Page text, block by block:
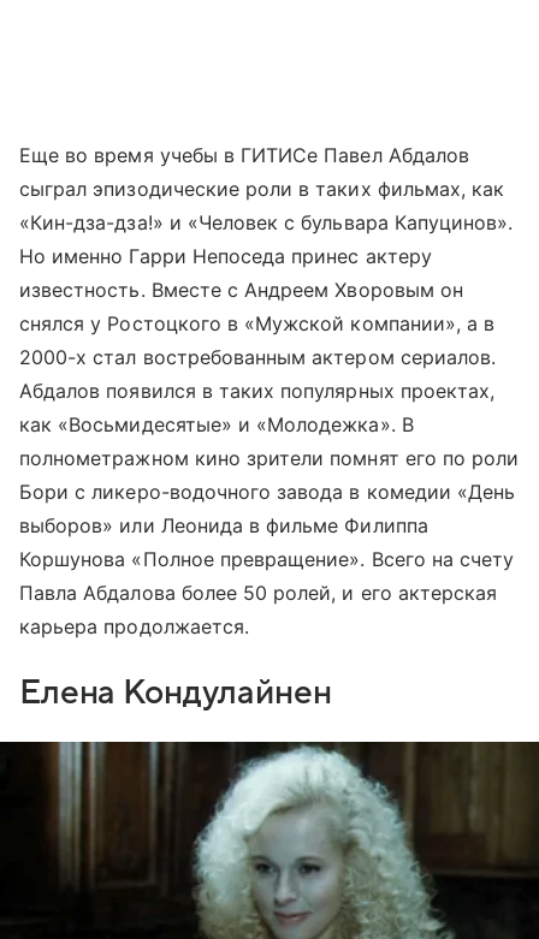
Еще во время учебы в ГИТИСе Павел Абдалов
сыграл эпизодические роли в таких фильмах, как
«Кин-дза-дза!» и «Человек с бульвара Капуцинов».
Но именно Гарри Непоседа принес актеру
известность. Вместе с Андреем Хворовым он
снялся у Ростоцкого в «Мужской компании», а в
2000-х стал востребованным актером сериалов.
Абдалов появился в таких популярных проектах,
как «Восьмидесятые» и «Молодежка». В
полнометражном кино зрители помнят его по роли
Бори с ликеро-водочного завода в комедии «День
выборов» или Леонида в фильме Филиппа
Коршунова «Полное превращение». Всего на счету
Павла Абдалова более 50 ролей, и его актерская
карьера продолжается.
Елена Кондулайнен